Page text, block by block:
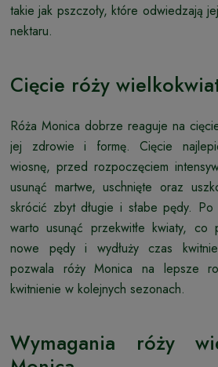
takie jak pszczoły, które odwiedzają
nektaru.
Cięcie róży
Róża Monica dobrze reaguje na
jej zdrowie i formę. Cięcie
wiosnę, przed rozpoczęciem
usunąć martwe, uschnięte oraz
skrócić zbyt długie i słabe pędy. Po
warto usunąć przekwitłe kwiaty, co
nowe pędy i wydłuży czas
pozwala róży Monica na lepsze
kwitnienie w kolejnych sezonach.
Wymagania róży